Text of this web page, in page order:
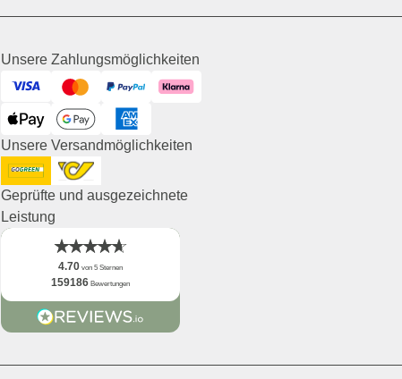
Unsere Zahlungsmöglichkeiten
Visa MastercardPayPal Klarna
ApplePay GooglePayAmerican Express
Unsere Versandmöglichkeiten
DHL GoGreen
Post AT
Geprüfte und ausgezeichnete
Leistung
4.70 von 5 Sternen
159186 Bewertungen